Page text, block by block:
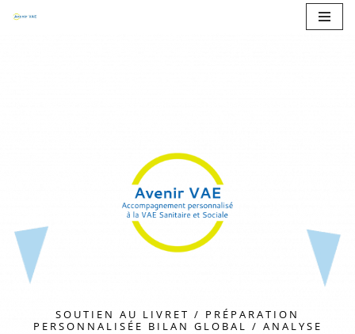
SOUTIEN AU LIVRET / PRÉPARATION
PERSONNALISÉE BILAN GLOBAL / ANALYSE